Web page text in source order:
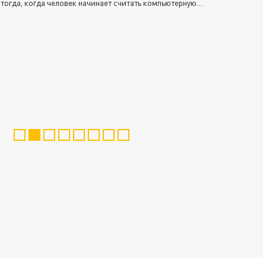
тогда, когда человек начинает считать компьютерную